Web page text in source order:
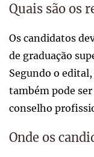
Quais são os
Os candidatos
de graduação
Segundo o
também pode
conselho
Onde os